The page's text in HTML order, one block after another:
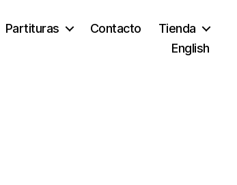
Partituras Contacto
Tienda
English